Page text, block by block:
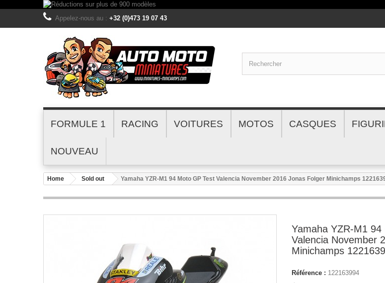
Appelez-nous au : +32 (0)473 19 07 43
FORMULE 1 RACING VOITURES MOTOS CASQUES
NOUVEAU
Home Sold out Yamaha YZR-M1 94 Moto GP Test Valencia November 2016 Jonas Folger Minichamps
Yamaha YZR-M1
Valencia November
Minichamps
Référence : 122163994